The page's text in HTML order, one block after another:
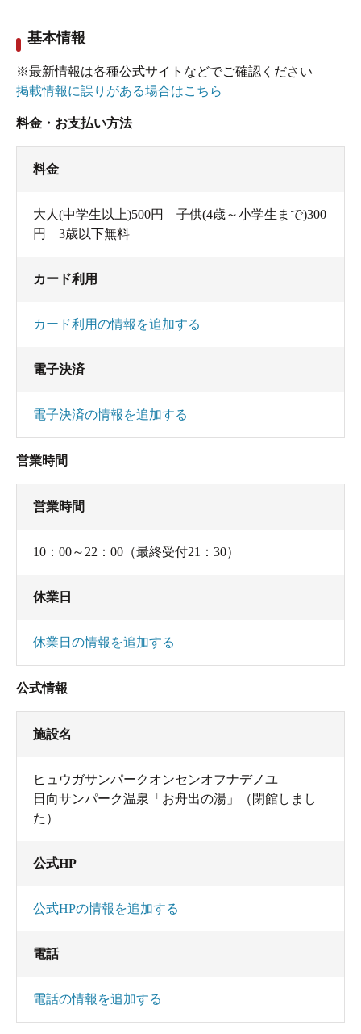
基本情報
※最新情報は各種公式サイトなどでご確認ください
掲載情報に誤りがある場合はこちら
料金・お支払い方法
料金
大人(中学生以上)500円 子供(4歳～小学生まで)300
円 3歳以下無料
カード利用
カード利用の情報を追加する
電子決済
電子決済の情報を追加する
営業時間
営業時間
10：00～22：00（最終受付21：30）
休業日
休業日の情報を追加する
公式情報
施設名
ヒュウガサンパークオンセンオフナデノユ
日向サンパーク温泉「お舟出の湯」（閉館しまし
た）
公式HP
公式HPの情報を追加する
電話
電話の情報を追加する